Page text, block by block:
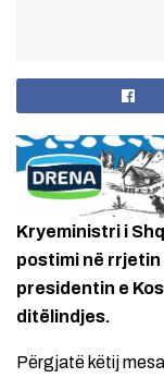
Kryeministri i
postimi në rrjetin
presidentin e
ditëlindjes.
Përgjatë këtij